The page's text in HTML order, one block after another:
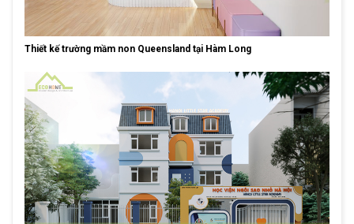
Thiết kế trường mầm non Queensland tại Hàm Long